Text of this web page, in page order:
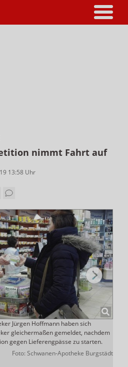
nimmt Fahrt auf
13:58 Uhr
Jürgen Hoffmann haben sich
gleichermaßen gemeldet, nachdem
gegen Lieferengpässe zu starten.
Foto: Schwanen-Apotheke Burgstädt